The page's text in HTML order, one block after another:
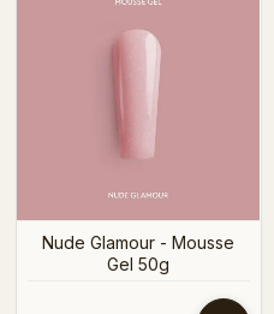
Nude Glamour - Mousse
Gel 50g